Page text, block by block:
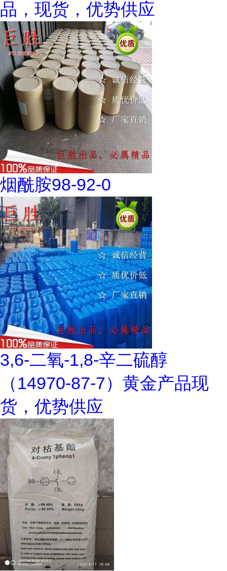
品，现货，优势供应
烟酰胺98-92-0
3,6-二氧-1,8-辛二硫醇
（14970-87-7）黄金产品现
货，优势供应